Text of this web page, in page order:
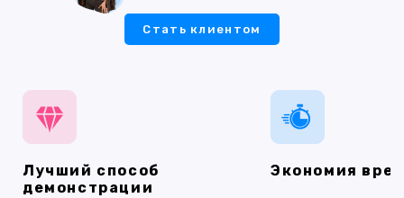
Стать клиентом
Лучший способ
демонстрации
Экономия